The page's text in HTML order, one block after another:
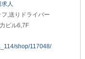
人
,送りドライバー
ビル6,7F
shop/117048/